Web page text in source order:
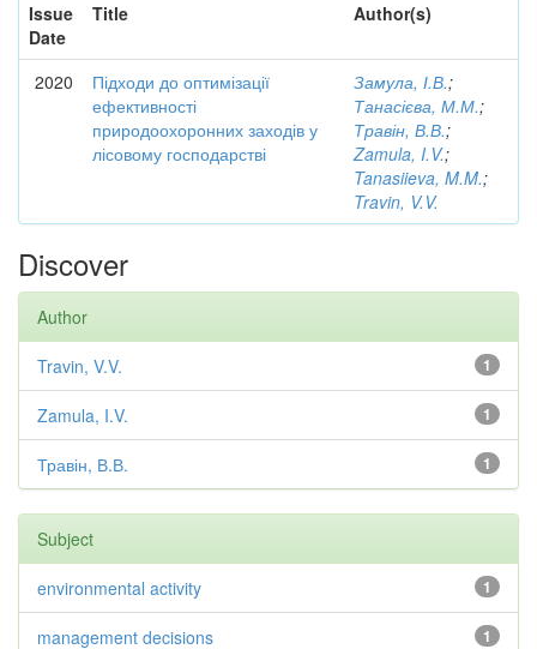
Issue
Date
Title Author(s)
2020
Підходи до оптимізації
ефективності
природоохоронних заходів у
лісовому господарстві
Замула, І.В.;
Танасієва, М.М.;
Травін, В.В.;
Zamula, I.V.;
Tanasiieva, M.M.;
Travin, V.V.
Discover
Author
1
Travin, V.V.
1
Zamula, I.V.
1
Травін, В.В.
Subject
1
environmental activity
1
management decisions